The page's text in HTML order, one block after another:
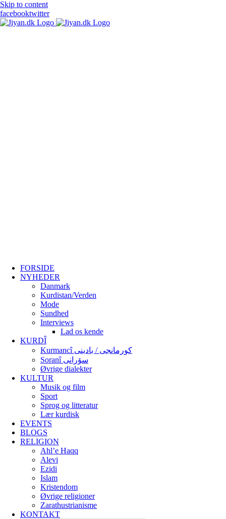
Skip to content
facebooktwitter
FORSIDE
NYHEDER
Danmark
Kurdistan/Verden
Mode
Sundhed
Interviews
Lad os kende
KURDÎ
Kurmancî کورمانجی / بادینی
Soranî سۆرانی
Øvrige dialekter
KULTUR
Musik og film
Sport
Sprog og litteratur
Lær kurdisk
EVENTS
BLOGS
RELIGION
Ahl’e Haqq
Alevi
Ezidi
Islam
Kristendom
Øvrige religioner
Zarathustrianisme
KONTAKT